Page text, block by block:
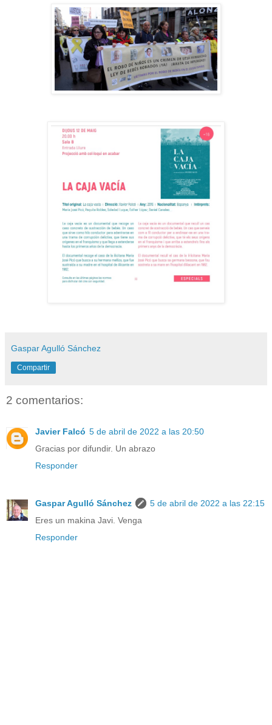
Gaspar Agulló Sánchez
Compartir
2 comentarios:
Javier Falcó 5 de abril de 2022 a las 20:50
Gracias por difundir. Un abrazo
Responder
Gaspar Agulló Sánchez
5 de abril de 2022 a las 22:15
Eres un makina Javi. Venga
Responder